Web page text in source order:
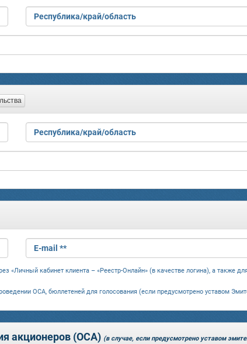
Республика/край/область
Республика/край/область
E-mail **
«Личный кабинет клиента – «Реестр-Онлайн» (в качестве логина), а также
ОСА, бюллетеней для голосования (если предусмотрено уставом
акционеров (ОСА) (в случае, если предусмотрено уставом